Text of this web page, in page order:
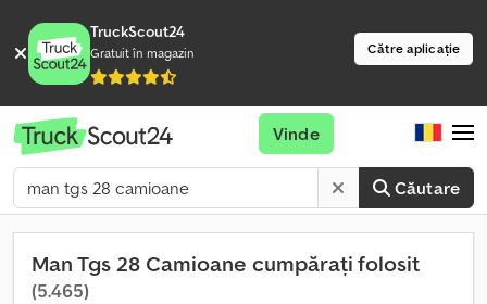
TruckScout24
Gratuit în magazin Către aplicație
Căutare
Vinde
Man Tgs 28 Camioane cumpărați folosit
(5.465)